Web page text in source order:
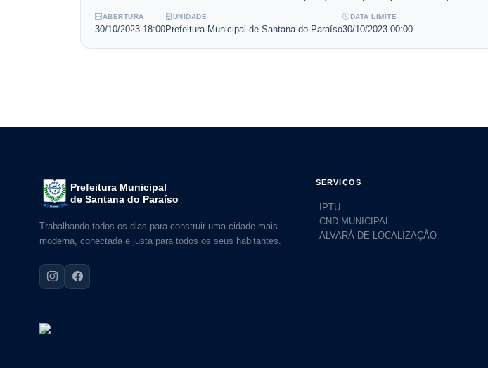
âmbito do Município, de forma a promover sua universalização em prazo compatível
escopo abaixo: a) Modelagem institucional, indicando as relações contratuais legais, atribuições e responsabilidades dos entes envolvidos; b) Diagnóstico técnico dos
ABERTURA
30/10/2023 18:00
UNIDADE
Prefeitura Municipal de Santana do Paraíso
DATA LIMITE
30/10/2023 00:00
Prefeitura Municipal
de Santana do Paraíso
Trabalhando todos os dias para construir uma cidade mais
moderna, conectada e justa para todos os seus habitantes.
SERVIÇOS
IPTU
CND MUNICIPAL
ALVARÁ DE LOCALIZAÇÃO